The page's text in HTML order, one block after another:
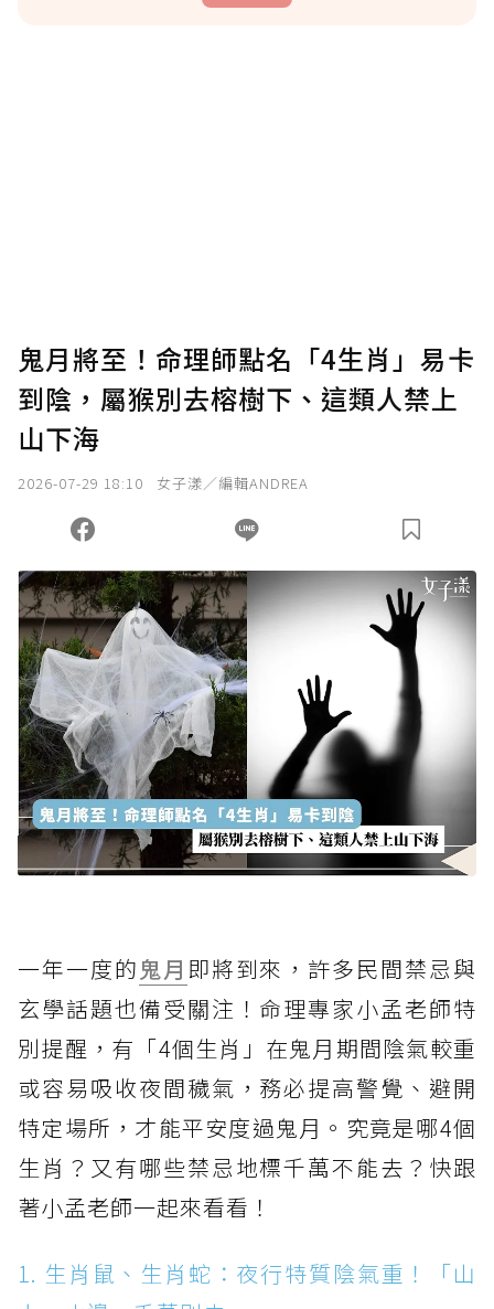
確認送出
您當前剩餘 U 利點數：0點；前往 購買點數
鬼月將至！命理師點名「4生肖」易卡
到陰，屬猴別去榕樹下、這類人禁上
山下海
2026-07-29 18:10 女子漾／編輯ANDREA
一年一度的鬼月 即將到來，許多民間禁忌與
玄學話題也備受關注！命理專家小孟老師特
別提醒，有「4個生肖」在鬼月期間陰氣較重
或容易吸收夜間穢氣，務必提高警覺、避開
特定場所，才能平安度過鬼月。究竟是哪4個
生肖？又有哪些禁忌地標千萬不能去？快跟
著小孟老師一起來看看！
1. 生肖鼠、生肖蛇：夜行特質陰氣重！「山